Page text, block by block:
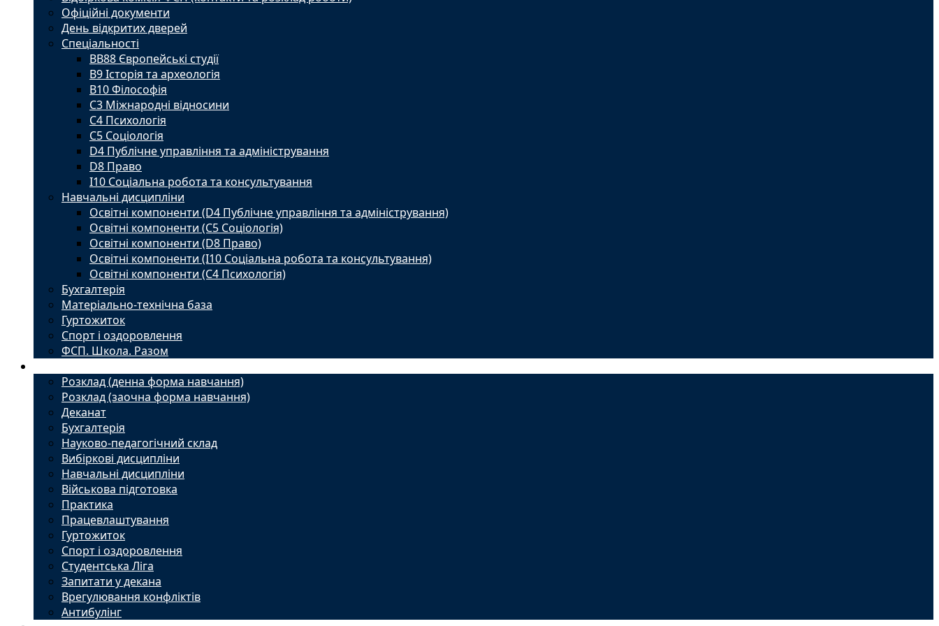
Офіційні документи
День відкритих дверей
Спеціальності
BВ88 Європейські студії
B9 Історія та археологія
B10 Філософія
C3 Міжнародні відносини
C4 Психологія
С5 Соціологія
D4 Публічне управління та адміністрування
D8 Право
I10 Соціальна робота та консультування
Навчальні дисципліни
Освітні компоненти (D4 Публічне управління та адміністрування)
Освітні компоненти (С5 Соціологія)
Освітні компоненти (D8 Право)
Освітні компоненти (I10 Соціальна робота та консультування)
Освітні компоненти (С4 Психологія)
Бухгалтерія
Матеріально-технічна база
Гуртожиток
Спорт і оздоровлення
ФСП. Школа. Разом
Розклад (денна форма навчання)
Розклад (заочна форма навчання)
Деканат
Бухгалтерія
Науково-педагогічний склад
Вибіркові дисципліни
Навчальні дисципліни
Військова підготовка
Практика
Працевлаштування
Гуртожиток
Спорт і оздоровлення
Студентська Ліга
Запитати у декана
Врегулювання конфліктів
Антибулінг